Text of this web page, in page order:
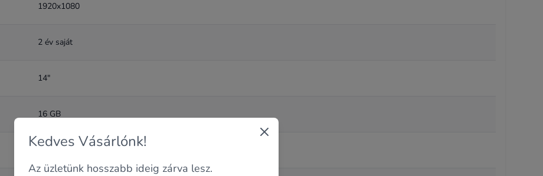
1920x1080
2 év saját
14"
16 GB
DDR4
Kedves Vásárlónk!
Az üzletünk hosszabb ideig zárva lesz.